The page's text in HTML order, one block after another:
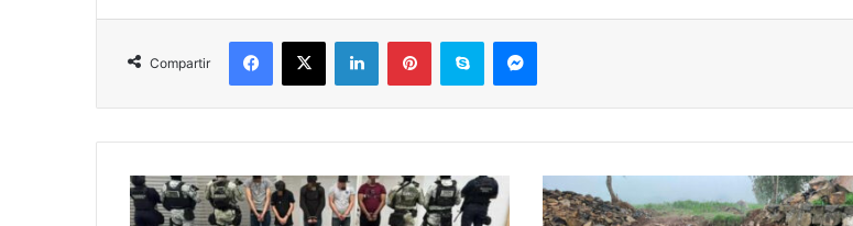
Compartir
Facebook
X LinkedInPinterestSkype Messenger
Michoacán
Rojo:
#Michoacán
Rescate